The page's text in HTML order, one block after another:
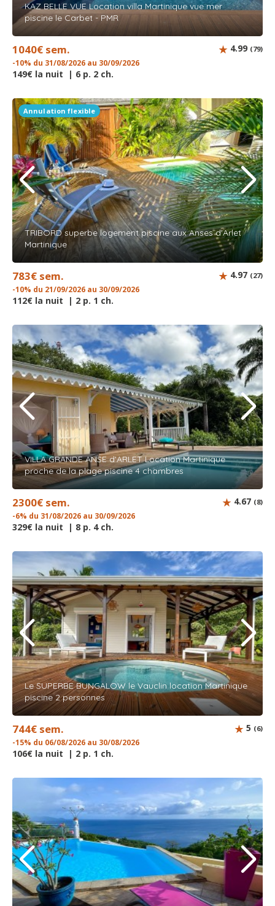
KAZ BELLE VUE Location villa Martinique vue mer
piscine le Carbet - PMR
1040€ sem.
-10% du 31/08/2026 au 30/09/2026
149€ la nuit | 6 p. 2 ch.
4.99 (79)
Annulation flexible
TRIBORD superbe logement piscine aux Anses d'Arlet
Martinique
783€ sem.
-10% du 21/09/2026 au 30/09/2026
112€ la nuit | 2 p. 1 ch.
4.97 (27)
VILLA GRANDE ANSE d'ARLET Location Martinique
proche de la plage piscine 4 chambres
2300€ sem.
-6% du 31/08/2026 au 30/09/2026
329€ la nuit | 8 p. 4 ch.
4.67 (8)
Le SUPERBE BUNGALOW le Vauclin location Martinique
piscine 2 personnes
744€ sem.
-15% du 06/08/2026 au 30/08/2026
106€ la nuit | 2 p. 1 ch.
5 (6)